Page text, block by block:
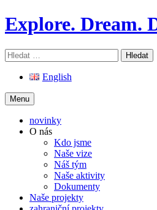
Skip
to
Explore. Dream.
Vyhledávání
English
Menu
novinky
O nás
Kdo jsme
Naše vize
Náš tým
Naše aktivity
Dokumenty
Naše projekty